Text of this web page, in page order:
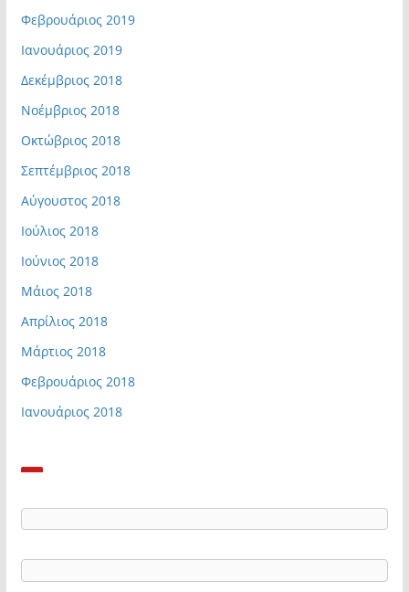
Φεβρουάριος 2019
Ιανουάριος 2019
Δεκέμβριος 2018
Νοέμβριος 2018
Οκτώβριος 2018
Σεπτέμβριος 2018
Αύγουστος 2018
Ιούλιος 2018
Ιούνιος 2018
Μάιος 2018
Απρίλιος 2018
Μάρτιος 2018
Φεβρουάριος 2018
Ιανουάριος 2018